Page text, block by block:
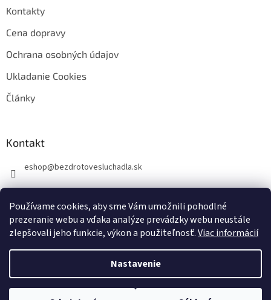
Používame cookies, aby sme Vám umožnili pohodlné
prezeranie webu a vďaka analýze prevádzky webu neustále
zlepšovali jeho funkcie, výkon a použiteľnosť.Viac informácií
Nastavenie
Kontakty
Cena dopravy
Ochrana osobných údajov
Ukladanie Cookies
Články
Kontakt
eshop@bezdrotovesluchadla.sk
Copyright 2026BezdrotoveSluchadla.sk. Všetky práva vyhradené.